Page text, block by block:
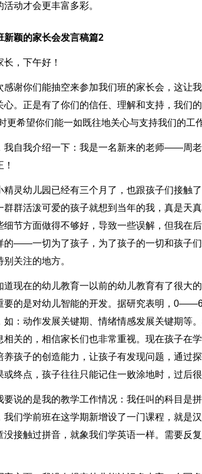
动才会更丰富多彩。
新颖的家长会发言稿篇2
长，下午好！
感谢你们能抽空来参加我们班的家长会，这让
心。正是有了你们的信任、理解和支持，我们
更希望你们能一如既往地关心与支持我们的工作
我自我介绍一下：我是一名新来的老师――周
精灵幼儿园已经有三个月了，也跟孩子们接触
群群活泼可爱的孩子就想到当年的我，真是天
细节方面做得不够好，导致一些误解，但我在
的――一切为了孩子，为了孩子的一切和孩子
关注的地方。
道现在的幼儿教育一以前的幼儿教育有了很大
要的是对幼儿智能的开发。据研究表明，
如：动作发展关键期、情绪情感发展关键期等
相关的，相信家长们也非常重视。现在孩子在
养孩子的创造能力，让孩子有发现问题，通过
或终点，孩子往往只能记住一败涂地时，过后
要说的是我的教学工作情况：我任叫的科目是
我们学前班在这学期新增设了一门课程，就是
没接触过拼音，就象我们学英语一样。需要反